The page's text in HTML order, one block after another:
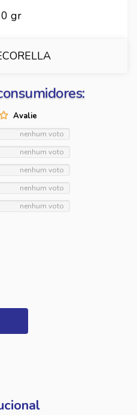
gr
nenhum voto
nenhum voto
nenhum voto
nenhum voto
nenhum voto